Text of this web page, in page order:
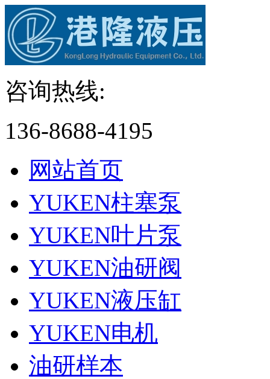
咨询热线:
136-8688-4195
网站首页
YUKEN柱塞泵
YUKEN叶片泵
YUKEN油研阀
YUKEN液压缸
YUKEN电机
油研样本